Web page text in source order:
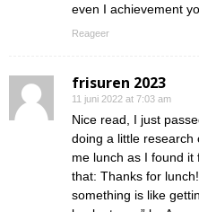
even I achievement
Reageer
frisuren 2023
11 juni 2022 at 7:03 am
Nice read, I just
doing a little research
me lunch as I found
that: Thanks for
something is like